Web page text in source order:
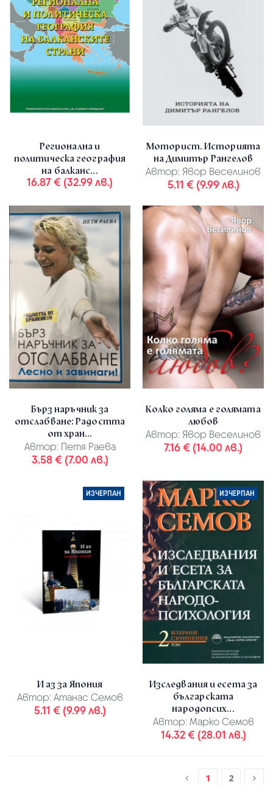
Регионална и
политическа география
на балканс...
16.87 € (32.99 лв.)
Моторист. Историята
на Димитър Рангелов
Автор: Явор Веселинов
5.11 € (9.99 лв.)
Бърз наръчник за
отслабване: Радостта
от хран...
Автор: Петя Раева
3.58 € (7.00 лв.)
Колко голяма е голямата
любов
Автор: Явор Веселинов
7.16 € (14.00 лв.)
ИЗЧЕРПАН
И аз за Япония
Автор: Атанас Семов
5.11 € (9.99 лв.)
ИЗЧЕРПАН
Изследвания и есета за
българската
народопсих...
Автор: Марко Семов
14.32 € (28.01 лв.)
1 2